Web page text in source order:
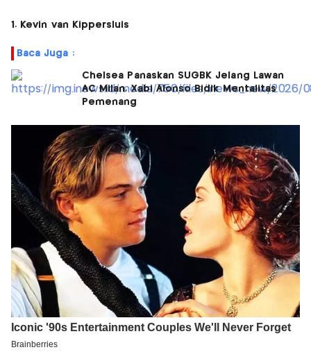
1. Kevin van Kippersluis
Baca Juga :
Chelsea Panaskan SUGBK Jelang Lawan
AC Milan, Xabi Alonso Bidik Mentalitas
Pemenang